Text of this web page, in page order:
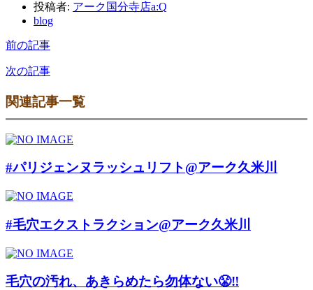
投稿者: アーク国分寺店a:Q
blog
前の記事
次の記事
関連記事一覧
#パリジェンヌラッシュリフト@アーク久米川
#毛穴エクストラクション@アーク久米川
毛穴の汚れ、あきらめたら勿体ない😤‼️